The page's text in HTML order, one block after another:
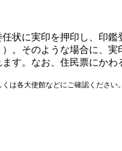
状に実印を押印し、印
そのような場合に、実
す。なお、住民票にかわ
は各大使館などにご確認ください。